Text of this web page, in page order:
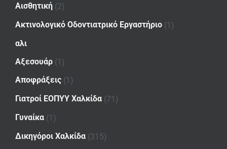
Αισθητική (2)
Ακτινολογικό Οδοντιατρικό Εργαστήριο (1)
αλι
Αξεσουάρ (1)
Αποφράξεις (1)
Γιατροί ΕΟΠΥΥ Χαλκίδα (71)
Γυναίκα (1)
Δικηγόροι Χαλκίδα (315)